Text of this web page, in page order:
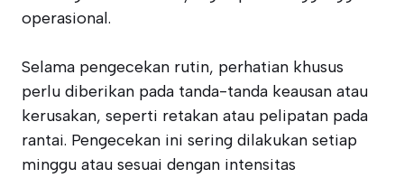
operasional.
Selama pengecekan rutin, perhatian khusus
perlu diberikan pada tanda-tanda keausan atau
kerusakan, seperti retakan atau pelipatan pada
rantai. Pengecekan ini sering dilakukan setiap
minggu atau sesuai dengan intensitas